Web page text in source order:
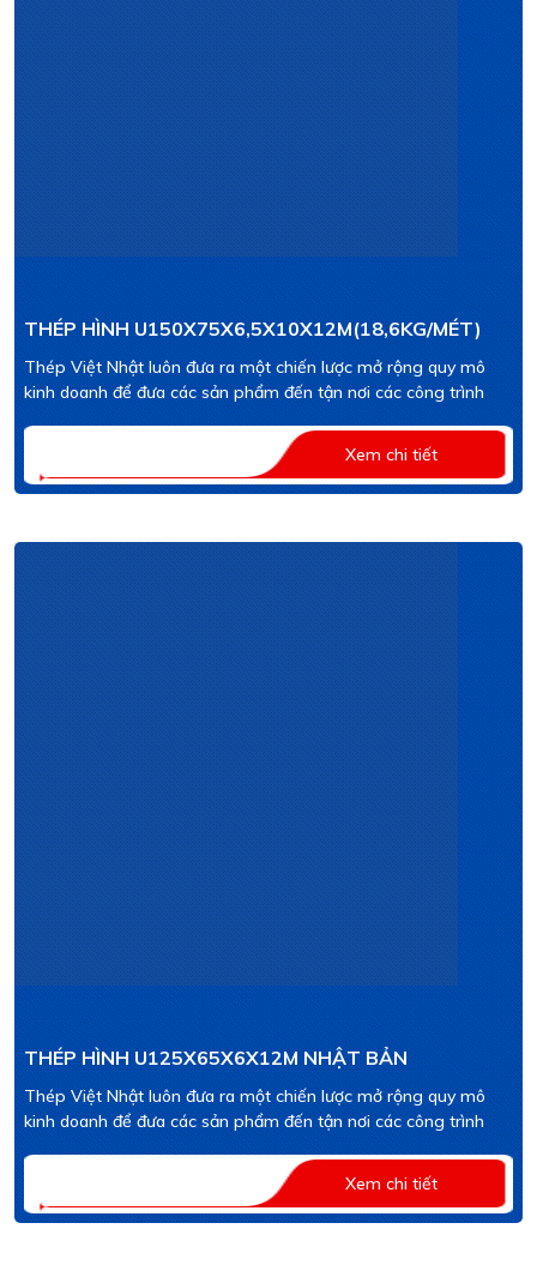
THÉP HÌNH U150X75X6,5X10X12M(18,6KG/MÉT)
Thép Việt Nhật luôn đưa ra một chiến lược mở rộng quy mô
kinh doanh để đưa các sản phẩm đến tận nơi các công trình
Xem chi tiết
THÉP HÌNH U125X65X6X12M NHẬT BẢN
Thép Việt Nhật luôn đưa ra một chiến lược mở rộng quy mô
kinh doanh để đưa các sản phẩm đến tận nơi các công trình
Xem chi tiết